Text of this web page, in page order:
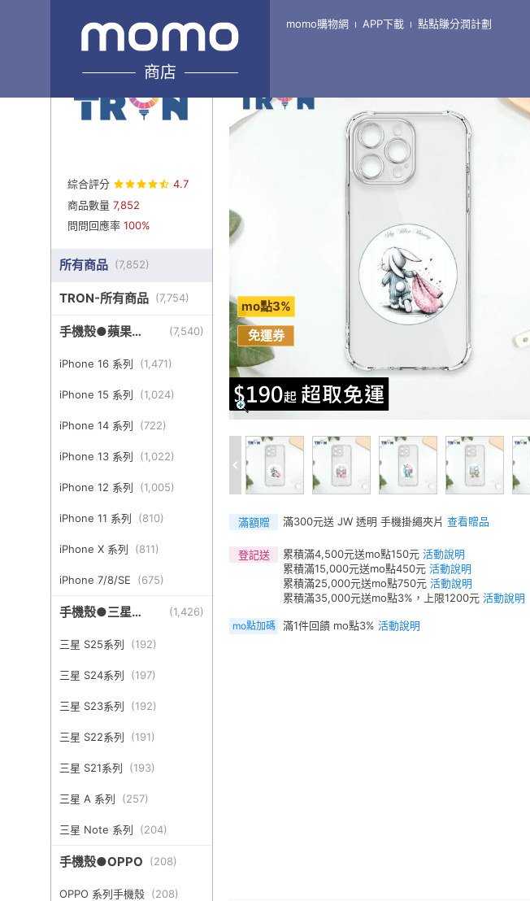
商店
momo購物網 APP下載 點點賺分潤計劃
綜合評分
4.7
商品數量 7,852
問問回應率 100%
所有商品 (7,852)
TRON-所有商品 (7,754)
手機殼●蘋果
(7,540)
iPhone 16 系列 (1,471)
iPhone 15 系列 (1,024)
iPhone 14 系列 (722)
iPhone 13 系列 (1,022)
iPhone 12 系列 (1,005)
iPhone 11 系列 (810)
iPhone X 系列 (811)
iPhone 7/8/SE (675)
手機殼●三星
(1,426)
三星 S25系列 (192)
三星 S24系列 (197)
三星 S23系列 (192)
三星 S22系列 (191)
三星 S21系列 (193)
三星 A 系列 (257)
三星 Note 系列 (204)
手機殼●OPPO (208)
OPPO 系列手機殼 (208)
mo點3%
免運券
滿額贈 滿300元送 JW 透明 手機掛繩夾片 查看贈品
登記送 累積滿4,500元送mo點150元 活動說明
累積滿15,000元送mo點450元 活動說明
累積滿25,000元送mo點750元 活動說明
累積滿35,000元送mo點3%，上限1200元 活動說明
mo點加碼 滿1件回饋 mo點3% 活動說明